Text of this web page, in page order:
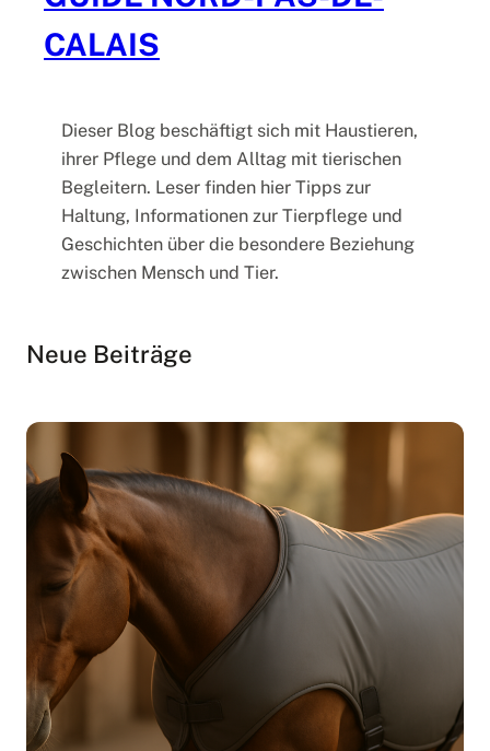
CALAIS
Dieser Blog beschäftigt sich mit Haustieren,
ihrer Pflege und dem Alltag mit tierischen
Begleitern. Leser finden hier Tipps zur
Haltung, Informationen zur Tierpflege und
Geschichten über die besondere Beziehung
zwischen Mensch und Tier.
Neue Beiträge